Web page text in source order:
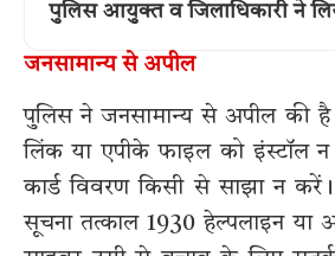
पुलिस आयुक्त व जिलाधिकारी ने
जनसामान्य से अपील
पुलिस ने जनसामान्य से अपील की है
लिंक या एपीके फाइल को इंस्टॉल
कार्ड विवरण किसी से साझा न
सूचना तत्काल 1930 हेल्पलाइन या